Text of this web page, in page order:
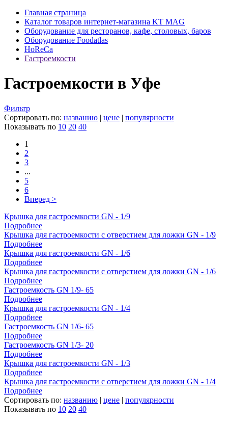
Главная страница
Каталог товаров интернет-магазина KT MAG
Оборудование для ресторанов, кафе, столовых, баров
Оборудование Foodatlas
HoReCa
Гастроемкости
Гастроемкости в Уфе
Фильтр
Сортировать по: названию | цене | популярности
Показывать по 10 20 40
1
2
3
...
5
6
Вперед >
Крышка для гастроемкости GN - 1/9
Подробнее
Крышка для гастроемкости с отверстием для ложки GN - 1/9
Подробнее
Крышка для гастроемкости GN - 1/6
Подробнее
Крышка для гастроемкости с отверстием для ложки GN - 1/6
Подробнее
Гастроемкость GN 1/9- 65
Подробнее
Крышка для гастроемкости GN - 1/4
Подробнее
Гастроемкость GN 1/6- 65
Подробнее
Гастроемкость GN 1/3- 20
Подробнее
Крышка для гастроемкости GN - 1/3
Подробнее
Крышка для гастроемкости с отверстием для ложки GN - 1/4
Подробнее
Сортировать по: названию | цене | популярности
Показывать по 10 20 40